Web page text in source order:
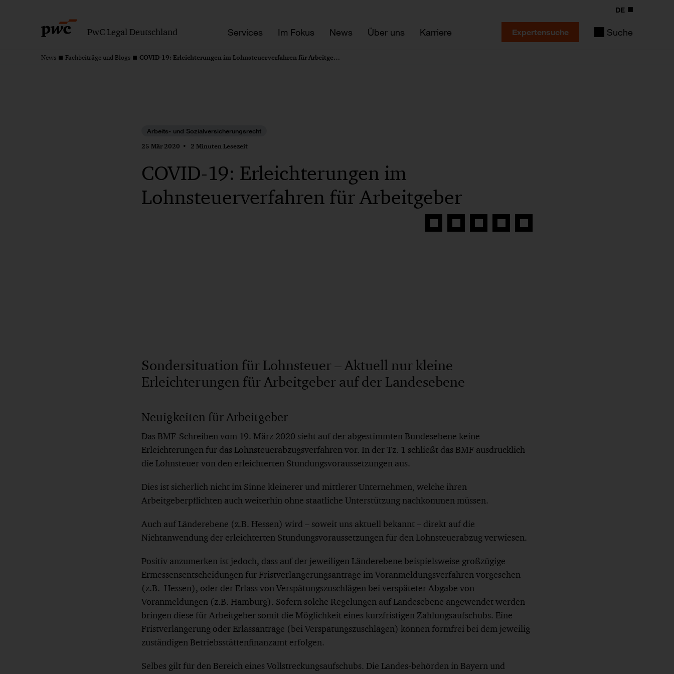
PwC Legal Deutschland Services Im Fokus News Über uns Karriere
DE
Expertensuche Suche
News Fachbeiträge und Blogs COVID-19: Erleichterungen im Lohnsteuerverfahren für Arbeitgeber
Arbeits- und Sozialversicherungsrecht
25 Mär 2020 2 Minuten Lesezeit
COVID-19: Erleichterungen im
Lohnsteuerverfahren für Arbeitgeber
Auf
Auf
Auf
Auf
Link
Sondersituation für Lohnsteuer – Aktuell nur kleine
Erleichterungen für Arbeitgeber auf der Landesebene
Neuigkeiten für Arbeitgeber
Das BMF-Schreiben vom 19. März 2020 sieht auf der abgestimmten Bundesebene keine
Erleichterungen für das Lohnsteuerabzugsverfahren vor. In der Tz. 1 schließt das BMF ausdrücklich
die Lohnsteuer von den erleichterten Stundungsvoraussetzungen aus.
Dies ist sicherlich nicht im Sinne kleinerer und mittlerer Unternehmen, welche ihren
Arbeitgeberpflichten auch weiterhin ohne staatliche Unterstützung nachkommen müssen.
Auch auf Länderebene (z.B. Hessen) wird – soweit uns aktuell bekannt – direkt auf die
Nichtanwendung der erleichterten Stundungsvoraussetzungen für den Lohnsteuerabzug verwiesen.
Positiv anzumerken ist jedoch, dass auf der jeweiligen Länderebene beispielsweise großzügige
Ermessensentscheidungen für Fristverlängerungsanträge im Voranmeldungsverfahren vorgesehen
(z.B. Hessen), oder der Erlass von Verspätungszuschlägen bei verspäteter Abgabe von
Voranmeldungen (z.B. Hamburg). Sofern solche Regelungen auf Landesebene angewendet werden
bringen diese für Arbeitgeber somit die Möglichkeit eines kurzfristigen Zahlungsaufschubs. Eine
Fristverlängerung oder Erlassanträge (bei Verspätungszuschlägen) können formfrei bei dem jeweilig
zuständigen Betriebsstättenfinanzamt erfolgen.
Selbes gilt für den Bereich eines Vollstreckungsaufschubs. Die Landes-behörden in Bayern und